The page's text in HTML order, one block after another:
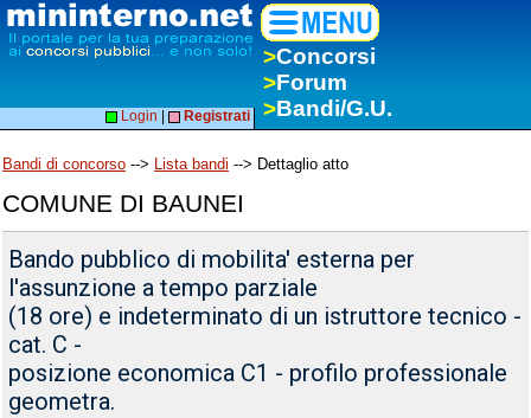
>Concorsi
>Forum
>Bandi/G.U.
Login Registrati
Bandi di concorso --> Lista bandi --> Dettaglio atto
COMUNE DI BAUNEI
Bando pubblico di mobilita' esterna per
l'assunzione a tempo parziale
(18 ore) e indeterminato di un istruttore tecnico -
cat. C -
posizione economica C1 - profilo professionale
geometra.